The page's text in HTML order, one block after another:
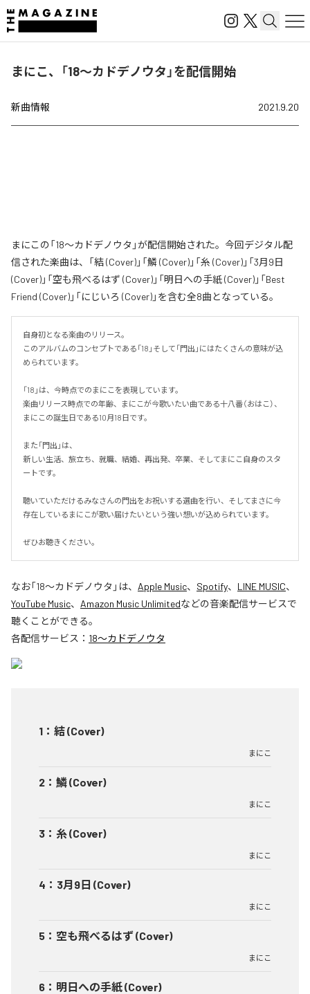
まにこ、「18〜カドデノウタ」を配信開始
新曲情報 2021.9.20
まにこの「18〜カドデノウタ」が配信開始された。今回デジタル配
信された楽曲は、「結 (Cover)」「鱗 (Cover)」「糸 (Cover)」「3月9日
(Cover)」「空も飛べるはず (Cover)」「明日への手紙 (Cover)」「Best
Friend (Cover)」「にじいろ (Cover)」を含む全8曲となっている。
自身初となる楽曲のリリース。
このアルバムのコンセプトである「18」そして「門出」にはたくさんの意味が込
められています。
「18」は、今時点でのまにこを表現しています。
楽曲リリース時点での年齢、まにこが今歌いたい曲である十八番（おはこ）、
まにこの誕生日である10月18日です。
また「門出」は、
新しい生活、旅立ち、就職、結婚、再出発、卒業、そしてまにこ自身のスタ
ートです。
聴いていただけるみなさんの門出をお祝いする選曲を行い、そしてまさに今
存在しているまにこが歌い届けたいという強い想いが込められています。
ぜひお聴きください。
なお「18〜カドデノウタ 」は、 Apple Music、 Spotify、 LINE MUSIC、
YouTube Music、 Amazon Music Unlimitedなどの音楽配信サービスで
聴くことができる。
各配信サービス： 18〜カドデノウタ
1 ： 結 (Cover)
まにこ
2 ： 鱗 (Cover)
まにこ
3 ： 糸 (Cover)
まにこ
4 ： 3月9日 (Cover)
まにこ
5 ： 空も飛べるはず (Cover)
まにこ
6 ： 明日への手紙 (Cover)